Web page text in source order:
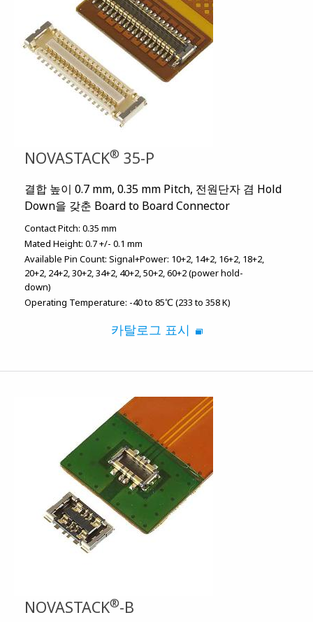
NOVASTACK® 35-P
결합 높이 0.7 mm, 0.35 mm Pitch, 전원단자 겸 Hold
Down을 갖춘 Board to Board Connector
Contact Pitch: 0.35 mm
Mated Height: 0.7 +/- 0.1 mm
Available Pin Count: Signal+Power: 10+2, 14+2, 16+2, 18+2,
20+2, 24+2, 30+2, 34+2, 40+2, 50+2, 60+2 (power hold-
down)
Operating Temperature: -40 to 85℃ (233 to 358 K)
카탈로그 표시
NOVASTACK®-B